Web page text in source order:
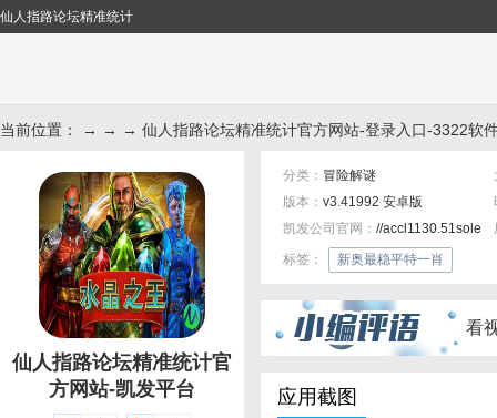
仙人指路论坛精准统计
当前位置： → → → 仙人指路论坛精准统计官方网站-登录入口-3322软
仙人指路论坛精准统计官
方网站-凯发平台
分类： 冒险解谜
版本： v3.41992 安卓版
凯发公司官网： //
标签：
新奥最稳平特一肖
看
应用截图